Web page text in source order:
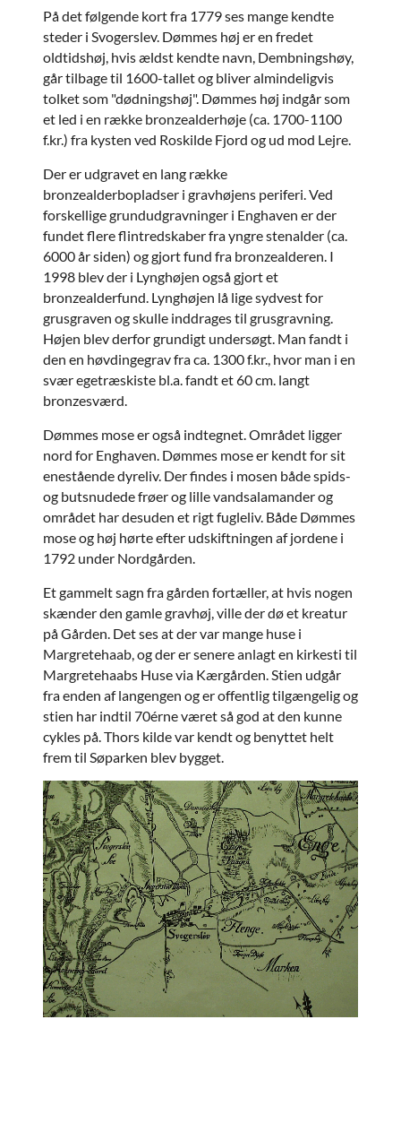
På det følgende kort fra 1779 ses mange kendte
steder i Svogerslev. Dømmes høj er en fredet
oldtidshøj, hvis ældst kendte navn, Dembningshøy,
går tilbage til 1600-tallet og bliver almindeligvis
tolket som "dødningshøj". Dømmes høj indgår som
et led i en række bronzealderhøje (ca. 1700-1100
f.kr.) fra kysten ved Roskilde Fjord og ud mod Lejre.
Der er udgravet en lang række
bronzealderbopladser i gravhøjens periferi. Ved
forskellige grundudgravninger i Enghaven er der
fundet flere flintredskaber fra yngre stenalder (ca.
6000 år siden) og gjort fund fra bronzealderen. I
1998 blev der i Lynghøjen også gjort et
bronzealderfund. Lynghøjen lå lige sydvest for
grusgraven og skulle inddrages til grusgravning.
Højen blev derfor grundigt undersøgt. Man fandt i
den en høvdingegrav fra ca. 1300 f.kr., hvor man i en
svær egetræskiste bl.a. fandt et 60 cm. langt
bronzesværd.
Dømmes mose er også indtegnet. Området ligger
nord for Enghaven. Dømmes mose er kendt for sit
enestående dyreliv. Der findes i mosen både spids-
og butsnudede frøer og lille vandsalamander og
området har desuden et rigt fugleliv. Både Dømmes
mose og høj hørte efter udskiftningen af jordene i
1792 under Nordgården.
Et gammelt sagn fra gården fortæller, at hvis nogen
skænder den gamle gravhøj, ville der dø et kreatur
på Gården. Det ses at der var mange huse i
Margretehaab, og der er senere anlagt en kirkesti til
Margretehaabs Huse via Kærgården. Stien udgår
fra enden af langengen og er offentlig tilgængelig og
stien har indtil 70érne været så god at den kunne
cykles på. Thors kilde var kendt og benyttet helt
frem til Søparken blev bygget.